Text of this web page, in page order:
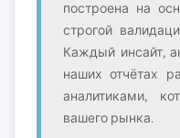
построена на
строгой
Каждый инсайт,
наших отчётах
аналитиками,
вашего рынка.